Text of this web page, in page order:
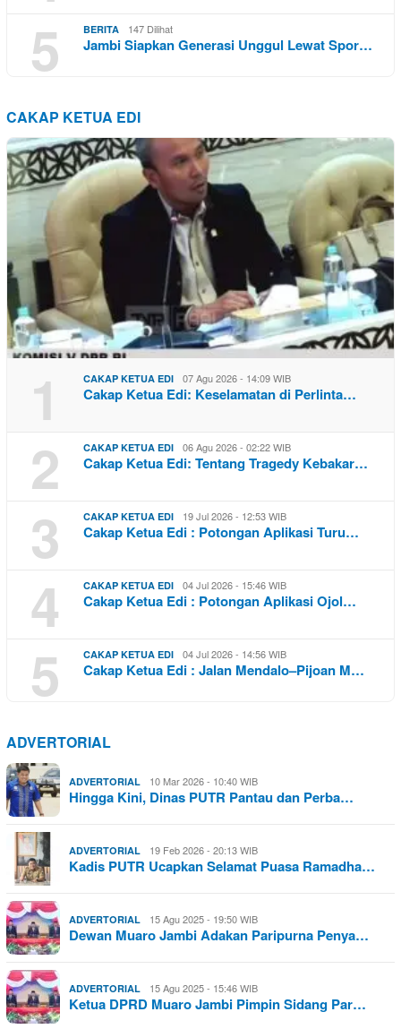
5
BERITA 147 Dilihat
Jambi Siapkan Generasi Unggul Lewat Spor…
CAKAP KETUA EDI
1 CAKAP KETUA EDI 07 Agu 2026 - 14:09 WIB
Cakap Ketua Edi: Keselamatan di Perlinta…
2 CAKAP KETUA EDI 06 Agu 2026 - 02:22 WIB
Cakap Ketua Edi: Tentang Tragedy Kebakar…
3 CAKAP KETUA EDI 19 Jul 2026 - 12:53 WIB
Cakap Ketua Edi : Potongan Aplikasi Turu…
4 CAKAP KETUA EDI 04 Jul 2026 - 15:46 WIB
Cakap Ketua Edi : Potongan Aplikasi Ojol…
5 CAKAP KETUA EDI 04 Jul 2026 - 14:56 WIB
Cakap Ketua Edi : Jalan Mendalo–Pijoan M…
ADVERTORIAL
ADVERTORIAL 10 Mar 2026 - 10:40 WIB
Hingga Kini, Dinas PUTR Pantau dan Perba…
ADVERTORIAL 19 Feb 2026 - 20:13 WIB
Kadis PUTR Ucapkan Selamat Puasa Ramadha…
ADVERTORIAL 15 Agu 2025 - 19:50 WIB
Dewan Muaro Jambi Adakan Paripurna Penya…
ADVERTORIAL 15 Agu 2025 - 15:46 WIB
Ketua DPRD Muaro Jambi Pimpin Sidang Par…